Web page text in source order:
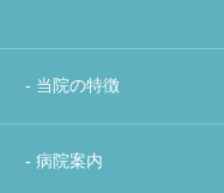
- 当院の特徴
- 病院案内